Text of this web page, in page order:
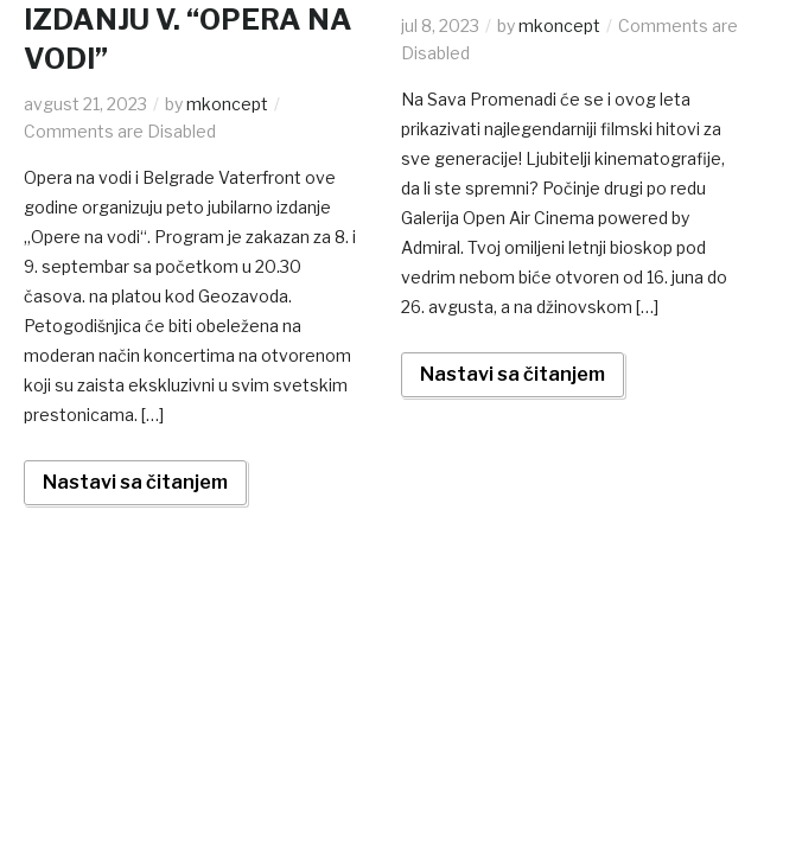
IZDANJU V. “OPERA NA
VODI”
avgust 21, 2023 bymkoncept
Comments are Disabled
Opera na vodi i Belgrade Vaterfront ove
godine organizuju peto jubilarno izdanje
„Opere na vodi“. Program je zakazan za 8. i
9. septembar sa početkom u 20.30
časova. na platou kod Geozavoda.
Petogodišnjica će biti obeležena na
moderan način koncertima na otvorenom
koji su zaista ekskluzivni u svim svetskim
prestonicama. […]
Nastavi sa čitanjem
jul 8, 2023 bymkoncept
Comments are
Disabled
Na Sava Promenadi će se i ovog leta
prikazivati najlegendarniji filmski hitovi za
sve generacije! Ljubitelji kinematografije,
da li ste spremni? Počinje drugi po redu
Galerija Open Air Cinema powered by
Admiral. Tvoj omiljeni letnji bioskop pod
vedrim nebom biće otvoren od 16. juna do
26. avgusta, a na džinovskom […]
Nastavi sa čitanjem